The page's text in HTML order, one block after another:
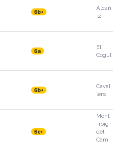
6b+
Alcañ
iz
6a
El
Cogul
6b+
Caval
lers
6c+
Mont
-roig
del
Cam